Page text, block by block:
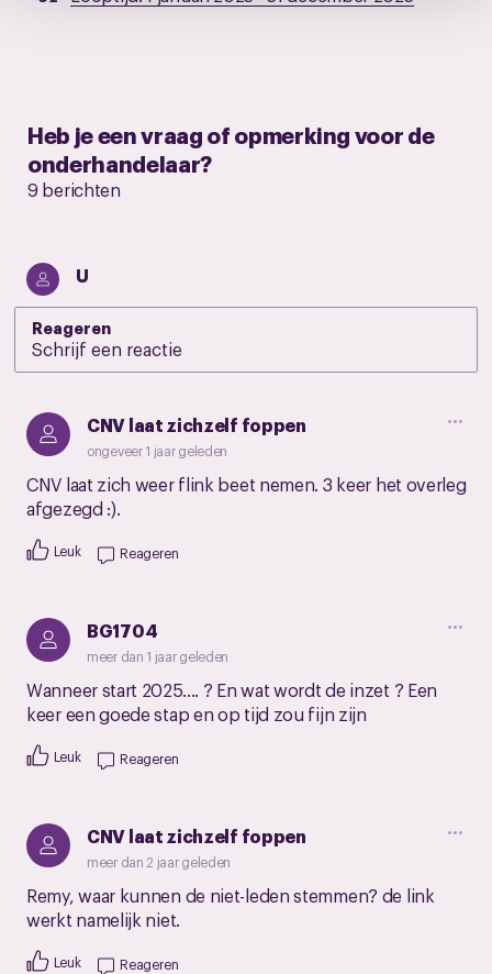
pagina.
Heb je een vraag of opmerking voor de
onderhandelaar?
9 berichten
U
Reageren
CNV laat zichzelf foppen
ongeveer 1 jaar geleden
CNV laat zich weer flink beet nemen. 3 keer het overleg
afgezegd :).
Leuk Reageren
BG1704
meer dan 1 jaar geleden
Wanneer start 2025…. ? En wat wordt de inzet ? Een
keer een goede stap en op tijd zou fijn zijn
Leuk Reageren
CNV laat zichzelf foppen
meer dan 2 jaar geleden
Remy, waar kunnen de niet-leden stemmen? de link
werkt namelijk niet.
Leuk Reageren